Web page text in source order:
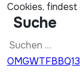
Cookies, findest
Suche
Suchen
nach: